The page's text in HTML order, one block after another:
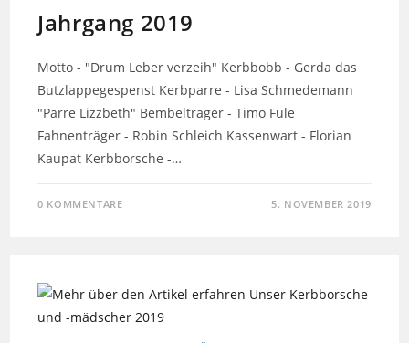
Jahrgang 2019
Motto - "Drum Leber verzeih" Kerbbobb - Gerda das
Butzlappegespenst Kerbparre - Lisa Schmedemann
"Parre Lizzbeth" Bembelträger - Timo Füle
Fahnenträger - Robin Schleich Kassenwart - Florian
Kaupat Kerbborsche -…
0 KOMMENTARE 5. NOVEMBER 2019